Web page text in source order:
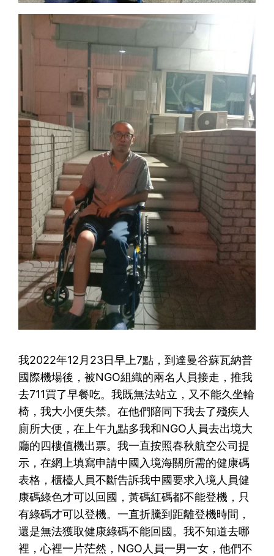
我2022年12月23日早上7點，到達曼谷蘇瓦納普
國際機場後，被NGO組織的兩名人員接走，推我
去711買了早餐吃。我既無法站立，又不能久坐輪
椅，我大小便失禁。在他們陪同下我去了殘疾人
廁所大便，在上午九點多我和NGO人員去出境大
廳的四樓值機出票。我一直按照春秋航空公司提
示，在網上填寫申請中國入境海關所需的健康碼
表格，櫃檯人員不斷告訴我中國要求入境人員健
康碼綠色才可以回國，黃碼紅碼都不能登機，只
有綠碼才可以登機。一直折騰到距離登機時間，
還是無法獲取健康綠碼不能回國。我不知道去哪
裡，心裡一片茫然，NGO人員一男一女，他們不